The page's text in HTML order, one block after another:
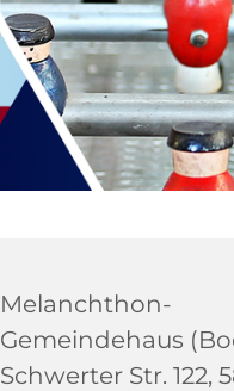
Melanchthon-
Gemeindehaus
Schwerter Str. 122,